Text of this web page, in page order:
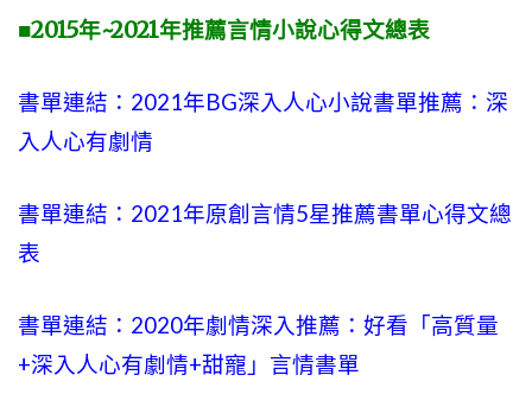
■2015年~2021年推薦言情小說心得文總表
書單連結：2021年BG深入人心小說書單推薦：深
入人心有劇情
書單連結：2021年原創言情5星推薦書單心得文總
表
書單連結：2020年劇情深入推薦：好看「高質量
+深入人心有劇情+甜寵」言情書單